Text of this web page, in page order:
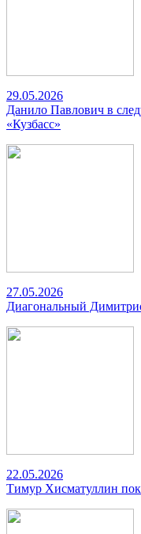
29.05.2026
Данило Павлович в
«Кузбасс»
27.05.2026
Диагональный
22.05.2026
Тимур Хисматуллин